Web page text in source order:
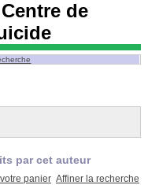
de
par cet auteur
panier Affiner la recherche